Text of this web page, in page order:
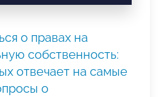
о правах на
собственность:
отвечает на самые
о